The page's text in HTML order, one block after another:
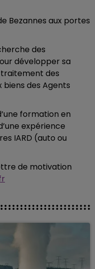
Bezannes aux portes
des
développer sa
des
des Agents
formation en
expérience
IARD (auto ou
de motivation